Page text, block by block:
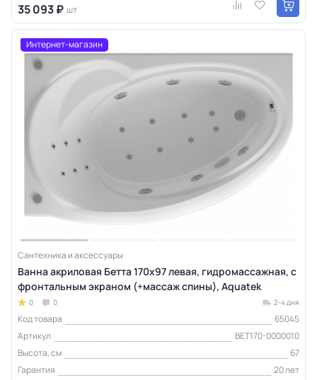
35 093 ₽ шт
Интернет-магазин
Сантехника и аксессуары
Ванна акриловая Бетта 170х97 левая, гидромассажная, с
фронтальным экраном (+массаж спины), Aquatek
0 0 2-4 дня
Код товара
65045
Артикул
BET170-0000010
Высота, см
67
Гарантия
20 лет